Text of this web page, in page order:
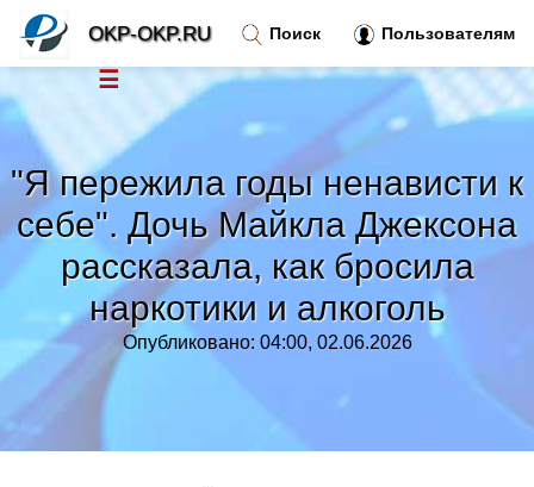
"Я пережила годы ненависти к
себе". Дочь Майкла Джексона
рассказала, как бросила
наркотики и алкоголь
Опубликовано: 04:00, 02.06.2026
Поиск Пользователям
OKP-OKP.RU
☰
Тренды новостей»
Рубрики»
Правила »